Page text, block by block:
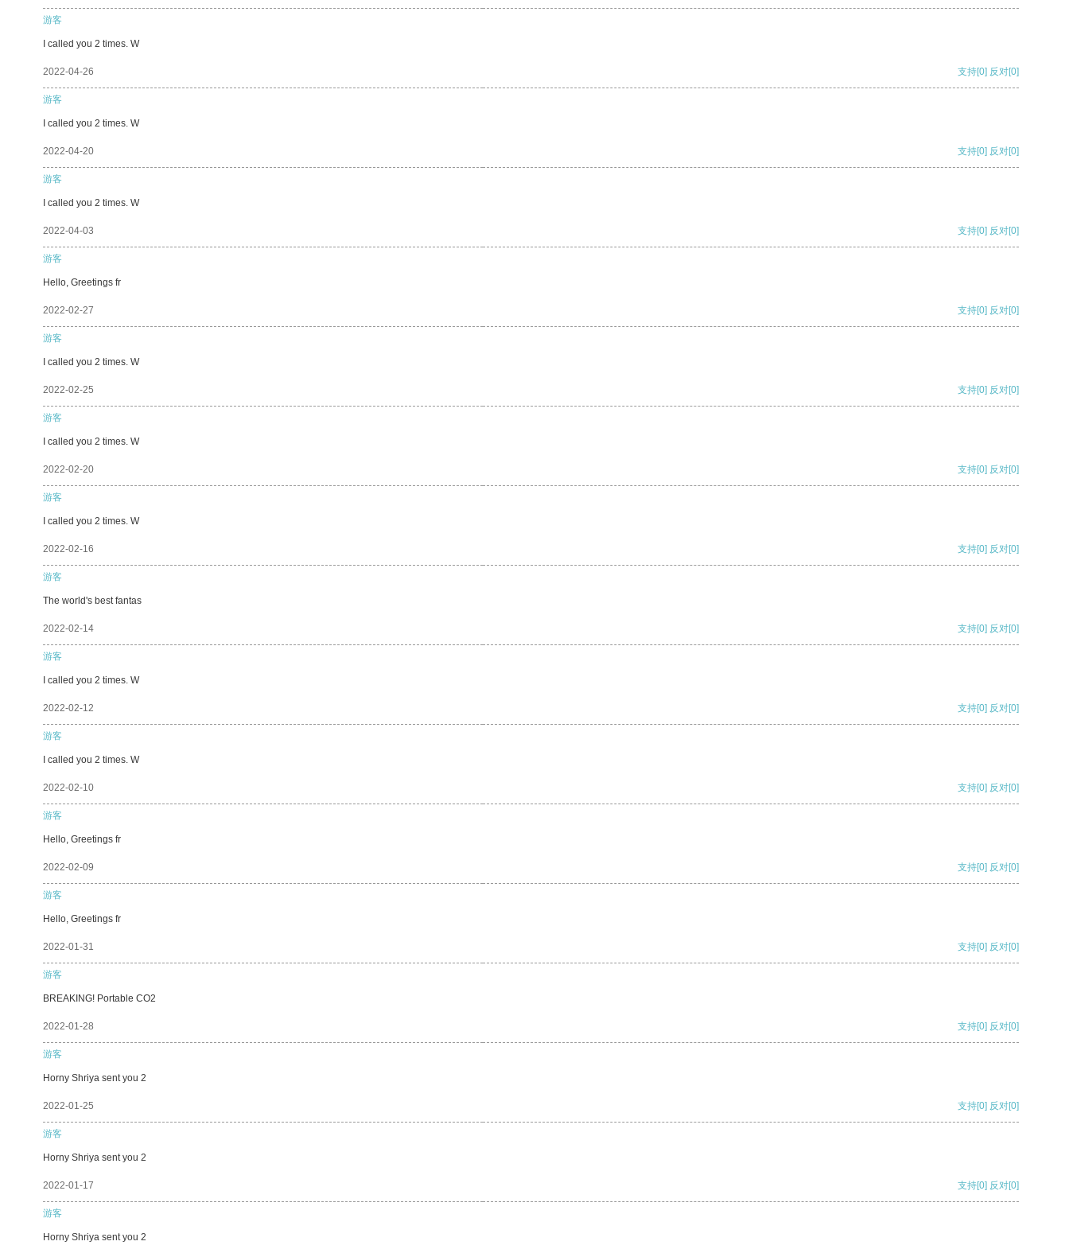
游客
I called you 2 times. W
2022-04-26 支持[0] 反对[0]
游客
I called you 2 times. W
2022-04-20 支持[0] 反对[0]
游客
I called you 2 times. W
2022-04-03 支持[0] 反对[0]
游客
Hello, Greetings fr
2022-02-27 支持[0] 反对[0]
游客
I called you 2 times. W
2022-02-25 支持[0] 反对[0]
游客
I called you 2 times. W
2022-02-20 支持[0] 反对[0]
游客
I called you 2 times. W
2022-02-16 支持[0] 反对[0]
游客
The world's best fantas
2022-02-14 支持[0] 反对[0]
游客
I called you 2 times. W
2022-02-12 支持[0] 反对[0]
游客
I called you 2 times. W
2022-02-10 支持[0] 反对[0]
游客
Hello, Greetings fr
2022-02-09 支持[0] 反对[0]
游客
Hello, Greetings fr
2022-01-31 支持[0] 反对[0]
游客
BREAKING! Portable CO2
2022-01-28 支持[0] 反对[0]
游客
Horny Shriya sent you 2
2022-01-25 支持[0] 反对[0]
游客
Horny Shriya sent you 2
2022-01-17 支持[0] 反对[0]
游客
Horny Shriya sent you 2